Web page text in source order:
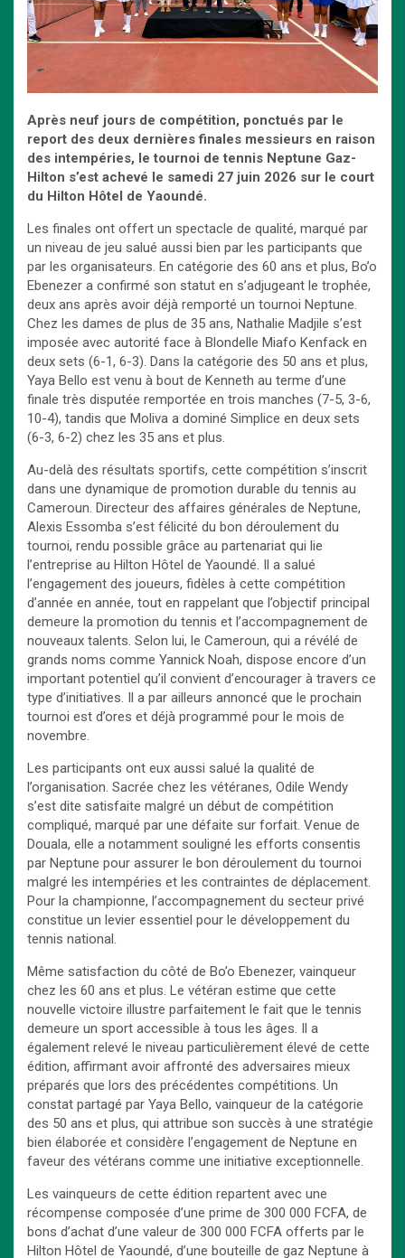
Après neuf jours de compétition, ponctués par le
report des deux dernières finales messieurs en raison
des intempéries, le tournoi de tennis Neptune Gaz-
Hilton s’est achevé le samedi 27 juin 2026 sur le court
du Hilton Hôtel de Yaoundé.
Les finales ont offert un spectacle de qualité, marqué par
un niveau de jeu salué aussi bien par les participants que
par les organisateurs. En catégorie des 60 ans et plus, Bo’o
Ebenezer a confirmé son statut en s’adjugeant le trophée,
deux ans après avoir déjà remporté un tournoi Neptune.
Chez les dames de plus de 35 ans, Nathalie Madjile s’est
imposée avec autorité face à Blondelle Miafo Kenfack en
deux sets (6-1, 6-3). Dans la catégorie des 50 ans et plus,
Yaya Bello est venu à bout de Kenneth au terme d’une
finale très disputée remportée en trois manches (7-5, 3-6,
10-4), tandis que Moliva a dominé Simplice en deux sets
(6-3, 6-2) chez les 35 ans et plus.
Au-delà des résultats sportifs, cette compétition s’inscrit
dans une dynamique de promotion durable du tennis au
Cameroun. Directeur des affaires générales de Neptune,
Alexis Essomba s’est félicité du bon déroulement du
tournoi, rendu possible grâce au partenariat qui lie
l’entreprise au Hilton Hôtel de Yaoundé. Il a salué
l’engagement des joueurs, fidèles à cette compétition
d’année en année, tout en rappelant que l’objectif principal
demeure la promotion du tennis et l’accompagnement de
nouveaux talents. Selon lui, le Cameroun, qui a révélé de
grands noms comme Yannick Noah, dispose encore d’un
important potentiel qu’il convient d’encourager à travers ce
type d’initiatives. Il a par ailleurs annoncé que le prochain
tournoi est d’ores et déjà programmé pour le mois de
novembre.
Les participants ont eux aussi salué la qualité de
l’organisation. Sacrée chez les vétéranes, Odile Wendy
s’est dite satisfaite malgré un début de compétition
compliqué, marqué par une défaite sur forfait. Venue de
Douala, elle a notamment souligné les efforts consentis
par Neptune pour assurer le bon déroulement du tournoi
malgré les intempéries et les contraintes de déplacement.
Pour la championne, l’accompagnement du secteur privé
constitue un levier essentiel pour le développement du
tennis national.
Même satisfaction du côté de Bo’o Ebenezer, vainqueur
chez les 60 ans et plus. Le vétéran estime que cette
nouvelle victoire illustre parfaitement le fait que le tennis
demeure un sport accessible à tous les âges. Il a
également relevé le niveau particulièrement élevé de cette
édition, affirmant avoir affronté des adversaires mieux
préparés que lors des précédentes compétitions. Un
constat partagé par Yaya Bello, vainqueur de la catégorie
des 50 ans et plus, qui attribue son succès à une stratégie
bien élaborée et considère l’engagement de Neptune en
faveur des vétérans comme une initiative exceptionnelle.
Les vainqueurs de cette édition repartent avec une
récompense composée d’une prime de 300 000 FCFA, de
bons d’achat d’une valeur de 300 000 FCFA offerts par le
Hilton Hôtel de Yaoundé, d’une bouteille de gaz Neptune à